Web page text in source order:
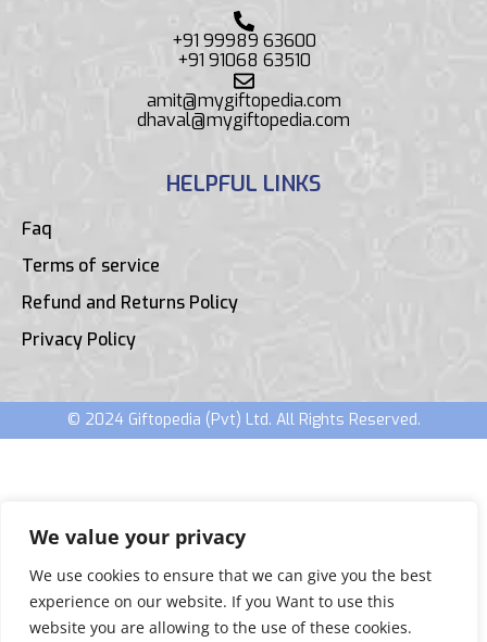
We value your privacy
We use cookies to ensure that we can give you the best
experience on our website. If you Want to use this
website you are allowing to the use of these cookies.
+91 99989 63600
+91 91068 63510
amit@mygiftopedia.com
dhaval@mygiftopedia.com
HELPFUL LINKS
Faq
Terms of service
Refund and Returns Policy
Privacy Policy
© 2024 Giftopedia (Pvt) Ltd. All Rights Reserved.